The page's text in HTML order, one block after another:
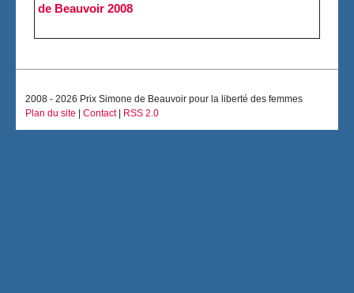
de Beauvoir 2008
2008 - 2026 Prix Simone de Beauvoir pour la liberté des femmes
Plan du site |Contact| RSS 2.0